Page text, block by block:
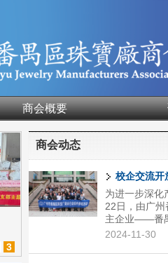
商会概要
3
商会动态
校企交流开
为进一步深化
22日，由广
主企业——番
广州市番禺区
珠宝产业发展
2024-11-30